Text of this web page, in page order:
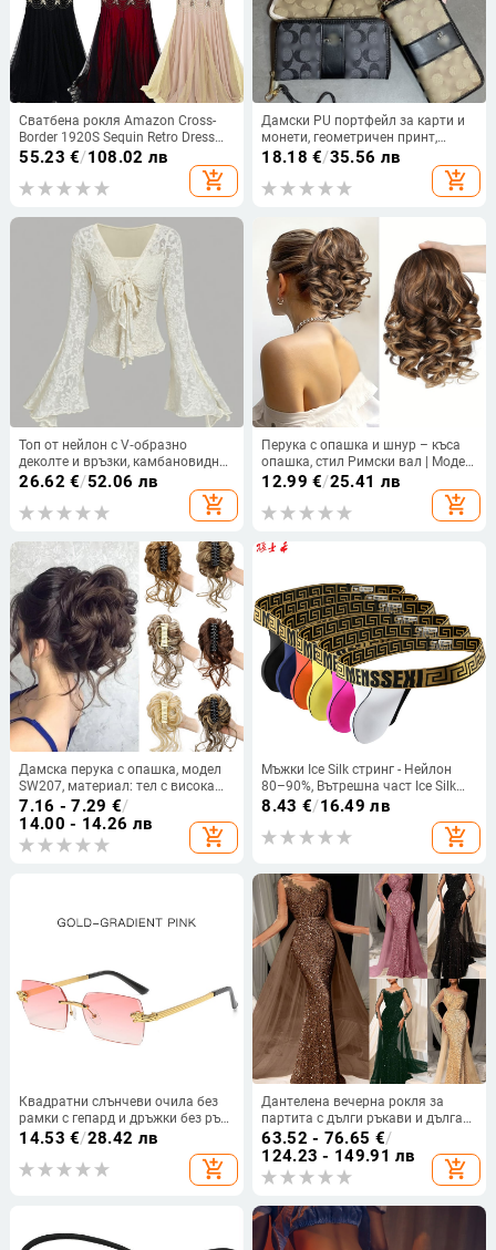
Сватбена рокля Amazon Cross-
Border 1920S Sequin Retro Dress
Plus Size Banquet Dams Evening
55.23 €/108.02 лв
add_shopping_cart
Дамски PU портфейл за карти и
монети, геометричен принт,
ултра лек, ежедневна употреба,
18.18 €/35.56 лв
add_shopping_cart
Топ от нейлон с V‑образно
деколте и връзки, камбановидни
ръкави, тясна кройка
26.62 €/52.06 лв
add_shopping_cart
Перука с опашка и шнур – къса
опашка, стил Римски вал | Модел
py284; коса в снопчета;
термоустойчива тел; механизъм
12.99 €/25.41 лв
add_shopping_cart
Дамска перука с опашка, модел
SW207, материал: тел с висока
температура, обработка:
механизъм, без перм или
боядисване
7.16 - 7.29 €/
14.00 - 14.26 лв
add_shopping_cart
Мъжки Ice Silk стринг - Нейлон
80–90%, Вътрешна част Ice Silk
80–90%, Ниска талия, Едноцветен
8.43 €/16.49 лв
add_shopping_cart
Квадратни слънчеви очила без
рамки с гепард и дръжки без ръб,
дамски ретро метални слънчеви
очила на едро, модерни мъжки
очила от цял ​​свят
14.53 €/28.42 лв
add_shopping_cart
Дантелена вечерна рокля за
партита с дълги ръкави и дълга
пола, дълбоко V-образно деколте,
полиестер-еластанова материя
63.52 - 76.65 €/
124.23 - 149.91 лв
add_shopping_cart